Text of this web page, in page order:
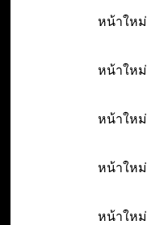
หน้าใหม่
หน้าใหม่
หน้าใหม่
หน้าใหม่
หน้าใหม่